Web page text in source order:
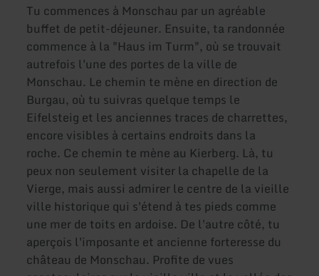
Tu commences à Monschau par un agréable
buffet de petit-déjeuner. Ensuite, ta randonnée
commence à la "Haus im Turm", où se trouvait
autrefois l'une des portes de la ville de
Monschau. Le chemin te mène en direction de
Burgau, où tu suivras quelque temps le
Eifelsteig et les anciennes traces de charrettes,
encore visibles à certains endroits dans la
roche. Ce chemin te mène au Kierberg. Là, tu
peux non seulement visiter la chapelle de la
Vierge, mais aussi admirer le centre de la vieille
ville historique qui s'étend à tes pieds comme
une mer de toits en ardoise. De l'autre côté, tu
aperçois l'imposante et ancienne forteresse du
château de Monschau. Profite de vues